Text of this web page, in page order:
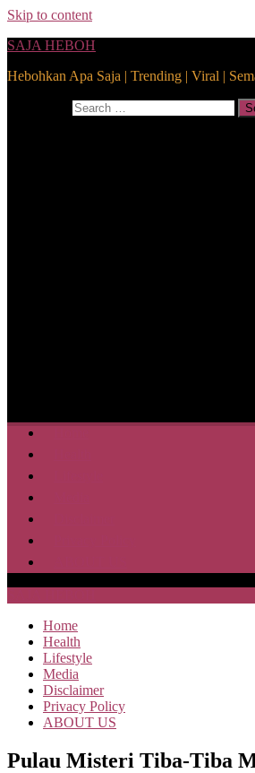
Skip to content
SAJA HEBOH
Hebohkan Apa Saja | Trending | Viral |
Home
Health
Lifestyle
Media
Disclaimer
Privacy Policy
ABOUT US
Pulau Misteri Tiba-Tiba